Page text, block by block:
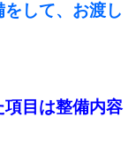
して、お渡し
目は整備内容